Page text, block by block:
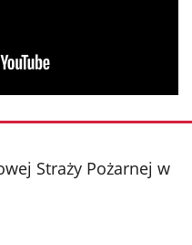
Straży Pożarnej w